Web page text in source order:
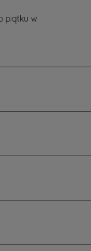
piątku w